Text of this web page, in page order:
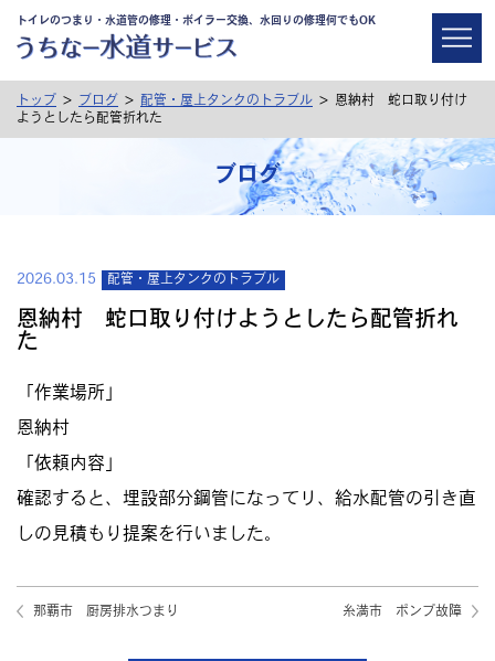
トイレのつまり・水道管の修理・ボイラー交換、水回りの修理何でもOK
トップ > ブログ > 配管・屋上タンクのトラブル > 恩納村 蛇口取り付け
ようとしたら配管折れた
ブログ
2026.03.15 配管・屋上タンクのトラブル
恩納村 蛇口取り付けようとしたら配管折れ
た
「作業場所」
恩納村
「依頼内容」
確認すると、埋設部分鋼管になってリ、給水配管の引き直
しの見積もり提案を行いました。
那覇市 厨房排水つまり 糸満市 ポンプ故障